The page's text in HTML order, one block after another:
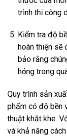
trình thi công
Kiểm tra độ
hoàn thiện sẽ
bảo rằng
hỏng trong
Quy trình sản
phẩm có độ bền
thuật khắt khe.
và khả năng